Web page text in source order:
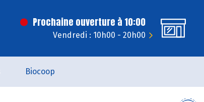
Prochaine ouverture à 10:00
Vendredi : 10h00 - 20h00
Biocoop